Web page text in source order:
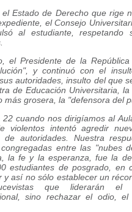
Estado de Derecho que rige
el Consejo
al estudiante, respetando
el Presidente de la
y continuó con el
autoridades, insulto del que
de Educación Universitaria,
más grosera, la "defensora del
cuando nos dirigíamos al
violentos intentó agredir
autoridades. Nuestra
entre las "nubes
la fe y la esperanza, fue la
estudiantes de posgrado, en
y así no sólo establecer un
que liderarán el
sino rechazar el odio,